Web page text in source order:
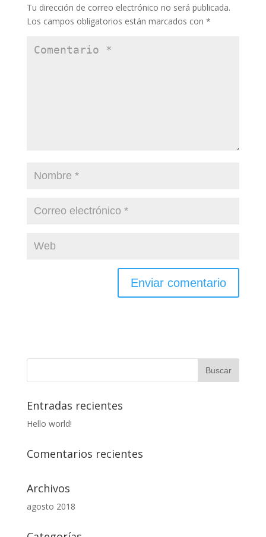
Tu dirección de correo electrónico no será publicada.
Los campos obligatorios están marcados con *
Entradas recientes
Hello world!
Comentarios recientes
Archivos
agosto 2018